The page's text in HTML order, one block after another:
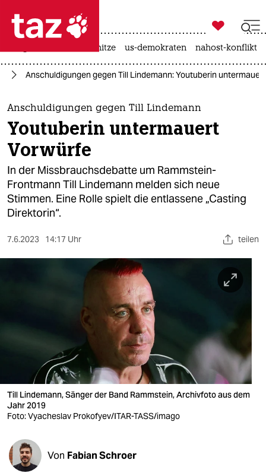
 taz zahl ich
taz zahl ich
themen
politik
öko
gesellschaft
kultur
sport
veranstaltungen
shop
fragen & hilfe
unterstützen

taz zahl ich
hitze us-demokraten nahost-konflikt
Anschuldigungen gegen Till Lindemann: You­tube­rin
Anschuldigungen gegen Till Lindemann
You­tube­rin untermauert
Vorwürfe
In der Missbrauchsdebatte um Rammstein-
Frontmann Till Lindemann melden sich neue
Stimmen. Eine Rolle spielt die entlassene „Casting
Direktorin“.
7.6.2023 14:17 Uhr teilen
Till Lindemann, Sänger der Band Rammstein, Archivfoto aus dem
Jahr 2019
Foto: Vyacheslav Prokofyev/ITAR-TASS/imago
Von Fabian Schroer